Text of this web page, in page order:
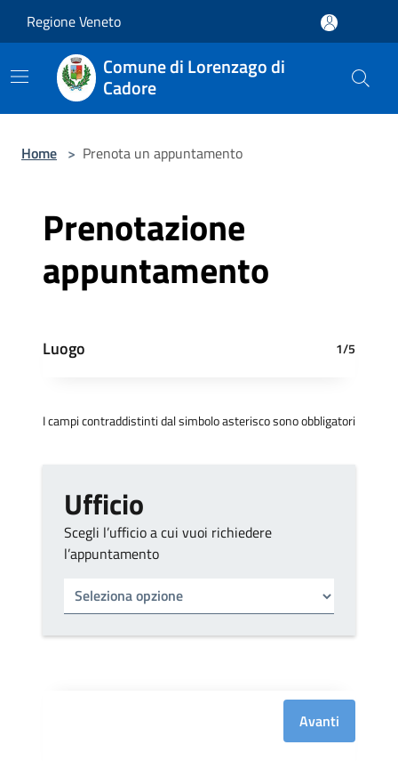
Regione Veneto
Comune di Lorenzago di
Cadore
Home > Prenota un appuntamento
Prenotazione
appuntamento
Luogo 1/5
I campi contraddistinti dal simbolo asterisco sono obbligatori
Ufficio
Scegli l’ufficio a cui vuoi richiedere
l’appuntamento
Tipo di ufficio
Avanti